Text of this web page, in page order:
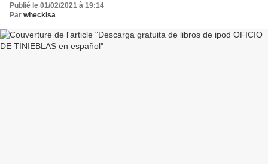
Publié le 01/02/2021 à 19:14
Par wheckisa